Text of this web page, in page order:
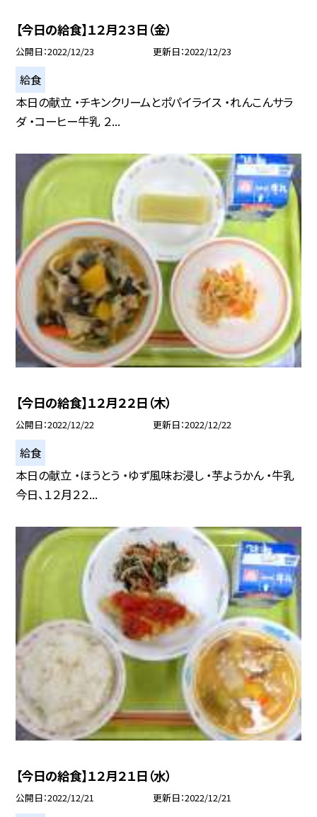
【今日の給食】１２月２３日（金）
公開日 2022/12/23 更新日 2022/12/23
給食
本日の献立 ・チキンクリームとポパイライス ・れんこんサラ
ダ ・コーヒー牛乳 ２...
【今日の給食】１２月２２日（木）
公開日 2022/12/22 更新日 2022/12/22
給食
本日の献立 ・ほうとう ・ゆず風味お浸し ・芋ようかん ・牛乳
今日、１２月２２...
【今日の給食】１２月２１日（水）
公開日 2022/12/21 更新日 2022/12/21